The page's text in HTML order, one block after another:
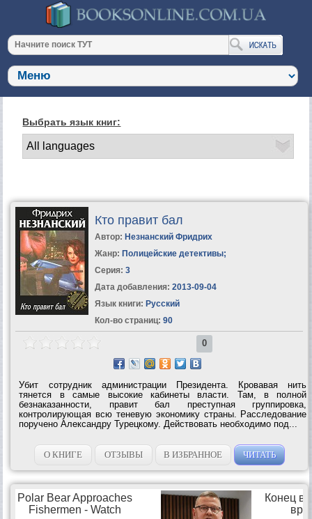
Выбрать язык книг:
Кто правит бал
Автор: Незнанский Фридрих
Жанр: Полицейские детективы;
Серия: 3
Дата добавления: 2013-09-04
Язык книги: Русский
Кол-во страниц: 90
0
Убит сотрудник администрации Президента. Кровавая нить
тянется в самые высокие кабинеты власти. Там, в полной
безнаказанности, правит бал преступная группировка,
контролирующая всю теневую экономику страны. Расследование
поручено Александру Турецкому. Действовать необходимо под...
О КНИГЕ ОТЗЫВЫ В ИЗБРАННОЕ ЧИТАТЬ